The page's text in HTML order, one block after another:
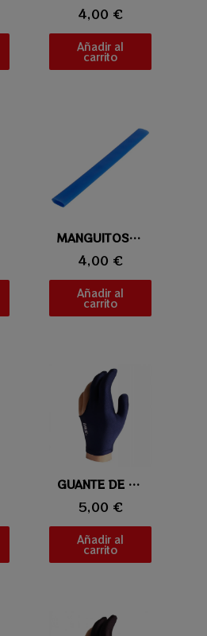
4,00 €
Añadir al
carrito
Vista rápidaMANGUITOS IBS SILICONA 30CM
4,00 €
Añadir al
carrito
Vista rápidaGUANTE DE BILLAR IBS AZUL
5,00 €
Añadir al
carrito